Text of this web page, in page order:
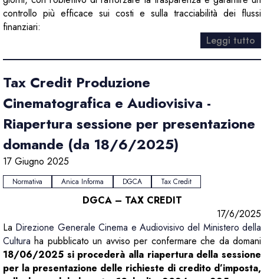
controllo più efficace sui costi e sulla tracciabilità dei flussi
finanziari:
Leggi tutto
Tax Credit Produzione
Cinematografica e Audiovisiva -
Riapertura sessione per presentazione
domande (da 18/6/2025)
17 Giugno 2025
Normativa Anica Informa DGCA Tax Credit
DGCA – TAX CREDIT
17/6/2025
La Direzione Generale Cinema e Audiovisivo del Ministero della
Cultura ha pubblicato un avviso per confermare che da domani
18/06/2025 si procederà alla riapertura della sessione
per la presentazione delle richieste di credito d’imposta,